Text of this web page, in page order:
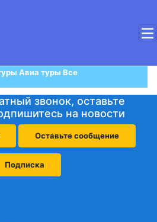
Авиа туры Все
звонок, оставьте
на новости
Оставьте сообщение
Подписка